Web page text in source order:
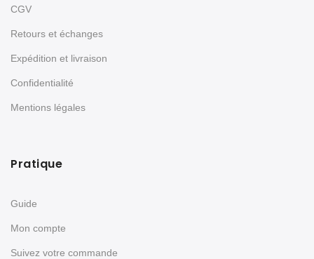
CGV
Retours et échanges
Expédition et livraison
Confidentialité
Mentions légales
Pratique
Guide
Mon compte
Suivez votre commande